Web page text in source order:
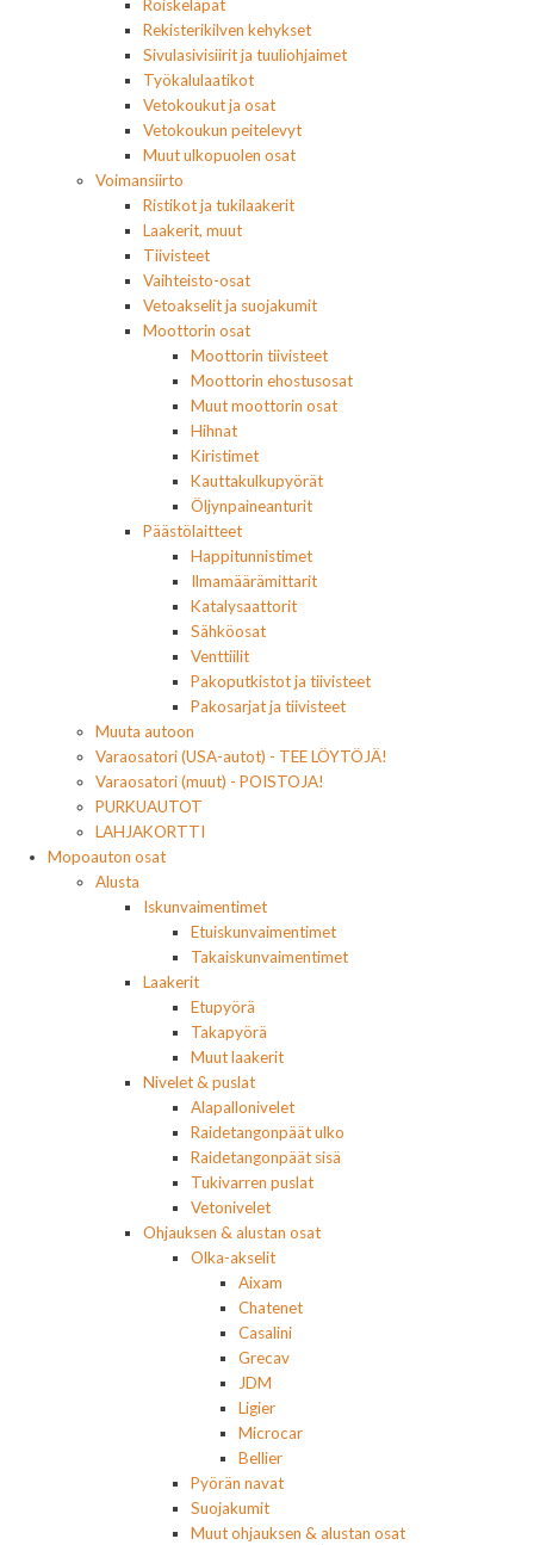
Roiskeläpät
Rekisterikilven kehykset
Sivulasivisiirit ja tuuliohjaimet
Työkalulaatikot
Vetokoukut ja osat
Vetokoukun peitelevyt
Muut ulkopuolen osat
Voimansiirto
Ristikot ja tukilaakerit
Laakerit, muut
Tiivisteet
Vaihteisto-osat
Vetoakselit ja suojakumit
Moottorin osat
Moottorin tiivisteet
Moottorin ehostusosat
Muut moottorin osat
Hihnat
Kiristimet
Kauttakulkupyörät
Öljynpaineanturit
Päästölaitteet
Happitunnistimet
Ilmamäärämittarit
Katalysaattorit
Sähköosat
Venttiilit
Pakoputkistot ja tiivisteet
Pakosarjat ja tiivisteet
Muuta autoon
Varaosatori (USA-autot) - TEE LÖYTÖJÄ!
Varaosatori (muut) - POISTOJA!
PURKUAUTOT
LAHJAKORTTI
Mopoauton osat
Alusta
Iskunvaimentimet
Etuiskunvaimentimet
Takaiskunvaimentimet
Laakerit
Etupyörä
Takapyörä
Muut laakerit
Nivelet & puslat
Alapallonivelet
Raidetangonpäät ulko
Raidetangonpäät sisä
Tukivarren puslat
Vetonivelet
Ohjauksen & alustan osat
Olka-akselit
Aixam
Chatenet
Casalini
Grecav
JDM
Ligier
Microcar
Bellier
Pyörän navat
Suojakumit
Muut ohjauksen & alustan osat